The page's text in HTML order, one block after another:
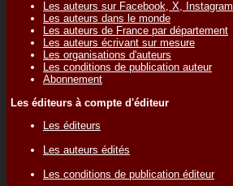
Les auteurs sur Facebook, X, Instagram
Les auteurs dans le monde
Les auteurs de France par département
Les auteurs écrivant sur mesure
Les organisations d'auteurs
Les conditions de publication auteur
Abonnement
Les éditeurs à compte d'éditeur
Les éditeurs
Les auteurs édités
Les conditions de publication éditeur